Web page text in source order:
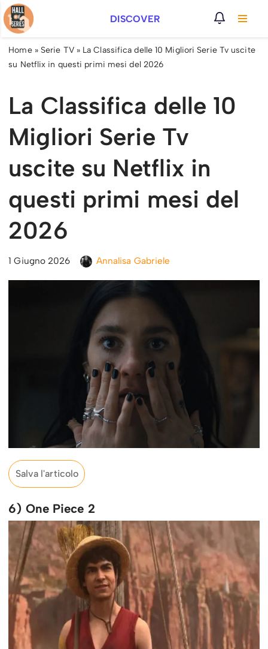
Vai
al
contenuto
DISCOVER
Home» Serie TV» La Classifica delle 10 Migliori Serie Tv uscite
su Netflix in questi primi mesi del 2026
La Classifica delle 10
Migliori Serie Tv
uscite su Netflix in
questi primi mesi del
2026
1 Giugno 2026 Annalisa Gabriele
Salva l'articolo
6) One Piece 2